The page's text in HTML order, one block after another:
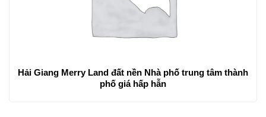
Hải Giang Merry Land đất nền Nhà phố trung tâm thành
phố giá hấp hẫn